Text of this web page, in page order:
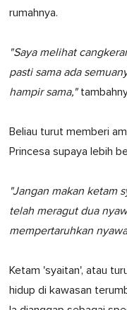
rumahnya.
"Saya melihat
pasti sama ada
hampir sama,"
Beliau turut memberi
Princesa supaya lebih
"Jangan makan ketam
telah meragut dua
mempertaruhkan
Ketam 'syaitan', atau
hidup di kawasan